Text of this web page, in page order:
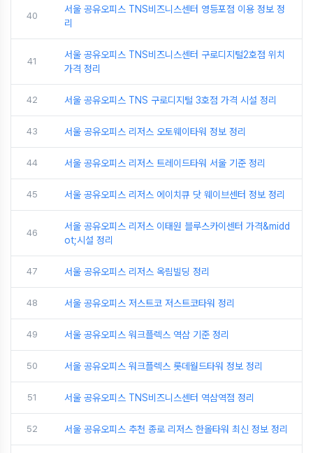
40
서울 공유오피스 TNS비즈니스센터 영등포점 이용 정보 정
리
41
서울 공유오피스 TNS비즈니스센터 구로디지털2호점 위치
가격 정리
42 서울 공유오피스 TNS 구로디지털 3호점 가격 시설 정리
43 서울 공유오피스 리저스 오토웨이타워 정보 정리
44 서울 공유오피스 리저스 트레이드타워 서울 기준 정리
45 서울 공유오피스 리저스 에이치큐 닷 웨이브센터 정보 정리
46
서울 공유오피스 리저스 이태원 블루스카이센터 가격&midd
ot;시설 정리
47 서울 공유오피스 리저스 옥림빌딩 정리
48 서울 공유오피스 저스트코 저스트코타워 정리
49 서울 공유오피스 워크플렉스 역삼 기준 정리
50 서울 공유오피스 워크플렉스 롯데월드타워 정보 정리
51 서울 공유오피스 TNS비즈니스센터 역삼역점 정리
52 서울 공유오피스 추천 종로 리저스 한올타워 최신 정보 정리